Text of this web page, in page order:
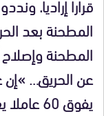
المطحنة بعد
المطحنة وإصلاح
عن الحريق…
يفوق 60 عاملا يعولون أزيد من 300 فرد من أسرهم،